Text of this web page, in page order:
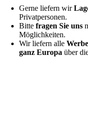
Gerne liefern wir
Privatpersonen.
Bittefragen Sie uns
Möglichkeiten.
Wir liefern alle
ganz Europa über